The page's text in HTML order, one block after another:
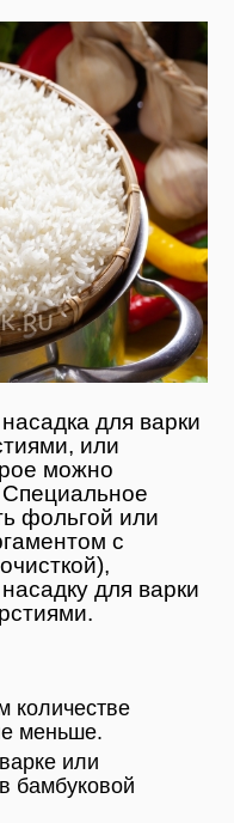
для варки
или
можно
фольгой или
с
для варки
количестве
меньше.
или
бамбуковой